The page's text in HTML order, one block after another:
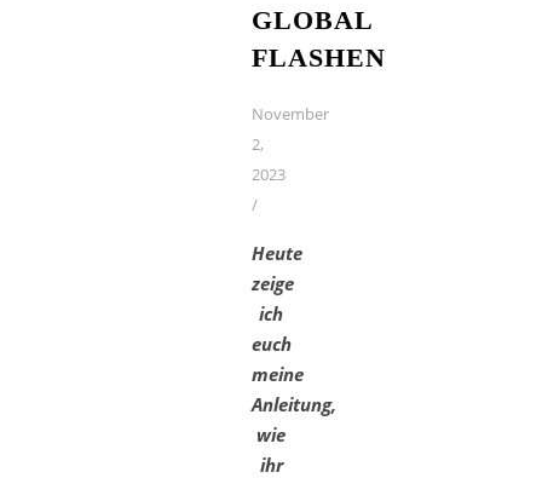
GLOBAL
FLASHEN
November
2,
2023
/
Heute
zeige
ich
euch
meine
Anleitung,
wie
ihr